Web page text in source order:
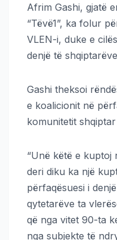
Afrim Gashi, gjatë
“Tëvë1”, ka folur
VLEN-i, duke e
denjë të
Gashi theksoi
e koalicionit në
komunitetit
“Unë këtë e kuptoj
deri diku ka një
përfaqësuesi i
qytetarëve ta
që nga vitet 90-ta
nga subjekte të